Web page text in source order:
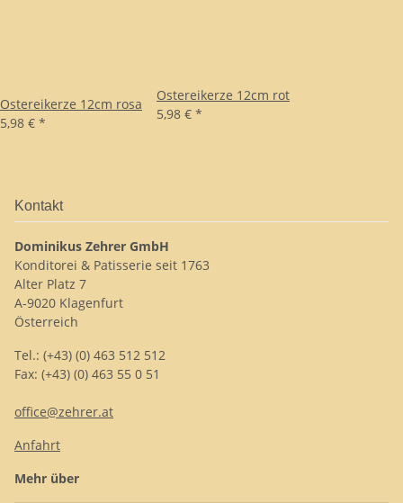
Ostereikerze 12cm rosa
5,98 € *
Ostereikerze 12cm rot
5,98 € *
Kontakt
Dominikus Zehrer GmbH
Konditorei & Patisserie seit 1763
Alter Platz 7
A-9020 Klagenfurt
Österreich
Tel.: (+43) (0) 463 512 512
Fax: (+43) (0) 463 55 0 51
office@zehrer.at
Anfahrt
Mehr über